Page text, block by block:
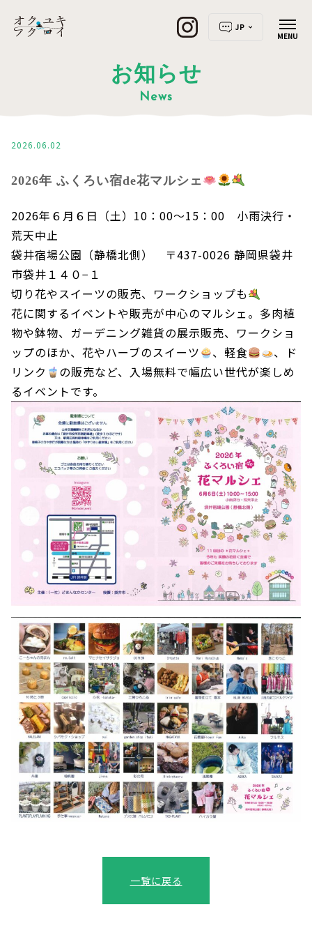
JP
お知らせ
News
2026.06.02
2026年 ふくろい宿de花マルシェ
2026年６月６日（土）10：00～15：00 小雨決行・
荒天中止
袋井宿場公園（静橋北側） 〒437-0026 静岡県袋井
市袋井１４０−１
切り花やスイーツの販売、ワークショップも
花に関するイベントや販売が中心のマルシェ。多肉植
物や鉢物、ガーデニング雑貨の展示販売、ワークショ
ップのほか、花やハーブのスイーツ
、軽食
、ド
リンク
の販売など、入場無料で幅広い世代が楽しめ
るイベントです。
一覧に戻る